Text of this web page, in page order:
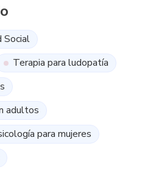
Social
Terapia para ludopatía
adultos
para mujeres